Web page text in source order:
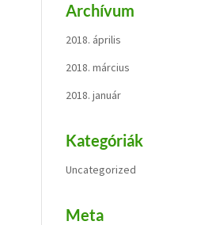
Archívum
2018. április
2018. március
2018. január
Kategóriák
Uncategorized
Meta